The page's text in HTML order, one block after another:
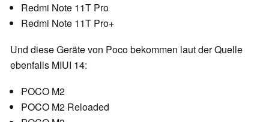
Redmi Note 11T Pro
Redmi Note 11T Pro+
Und diese Geräte von Poco bekommen laut der Quelle
ebenfalls MIUI 14:
POCO M2
POCO M2 Reloaded